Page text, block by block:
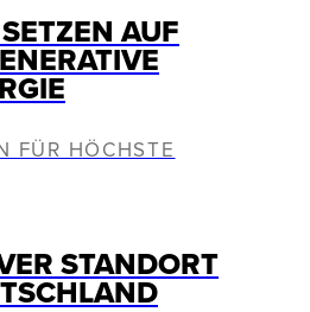
AUF
FÜR HÖCHSTE
STANDORT